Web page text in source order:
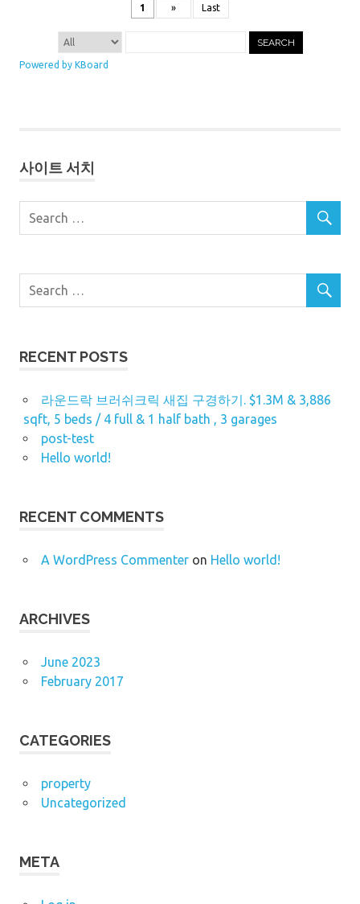
1 » Last
SEARCH
Powered by KBoard
사이트 서치
RECENT POSTS
라운드락 브러쉬크릭 새집 구경하기. $1.3M & 3,886
sqft, 5 beds / 4 full & 1 half bath , 3 garages
post-test
Hello world!
RECENT COMMENTS
A WordPress Commenteron Hello world!
ARCHIVES
June 2023
February 2017
CATEGORIES
property
Uncategorized
META